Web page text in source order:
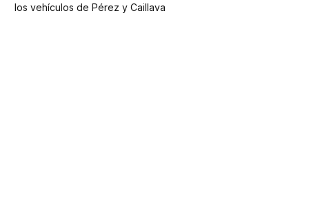
los vehículos de Pérez y Caillava